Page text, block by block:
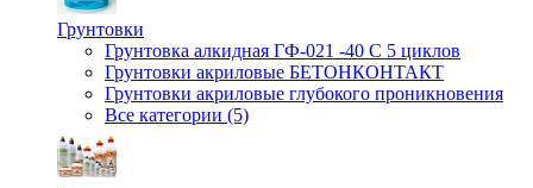
Грунтовки
Грунтовка алкидная ГФ-021 -40 С 5 циклов
Грунтовки акриловые БЕТОНКОНТАКТ
Грунтовки акриловые глубокого проникновения
Все категории (5)